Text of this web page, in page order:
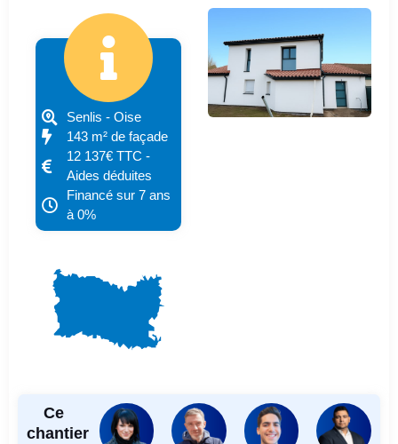
Senlis - Oise
143 m² de façade
12 137€ TTC -
Aides déduites
Financé sur 7 ans
à 0%
Ce
chantier